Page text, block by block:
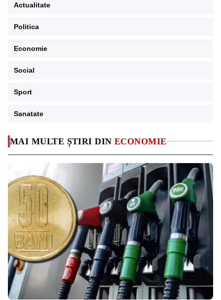
MAI MULTE ȘTIRI DIN ECONOMIE
Actualitate
Politica
Economie
Social
Sport
Sanatate